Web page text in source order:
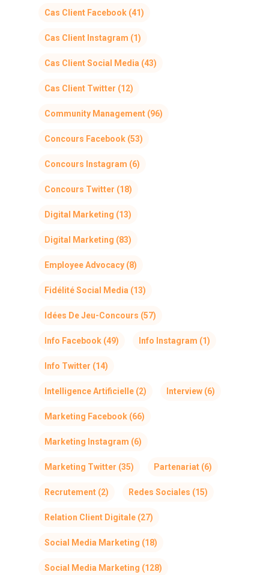
Cas Client Facebook (41)
Cas Client Instagram (1)
Cas Client Social Media (43)
Cas Client Twitter (12)
Community Management (96)
Concours Facebook (53)
Concours Instagram (6)
Concours Twitter (18)
Digital Marketing (13)
Digital Marketing (83)
Employee Advocacy (8)
Fidélité Social Media (13)
Idées De Jeu-Concours (57)
Info Facebook (49) Info Instagram (1)
Info Twitter (14)
Intelligence Artificielle (2) Interview (6)
Marketing Facebook (66)
Marketing Instagram (6)
Marketing Twitter (35) Partenariat (6)
Recrutement (2) Redes Sociales (15)
Relation Client Digitale (27)
Social Media Marketing (18)
Social Media Marketing (128)